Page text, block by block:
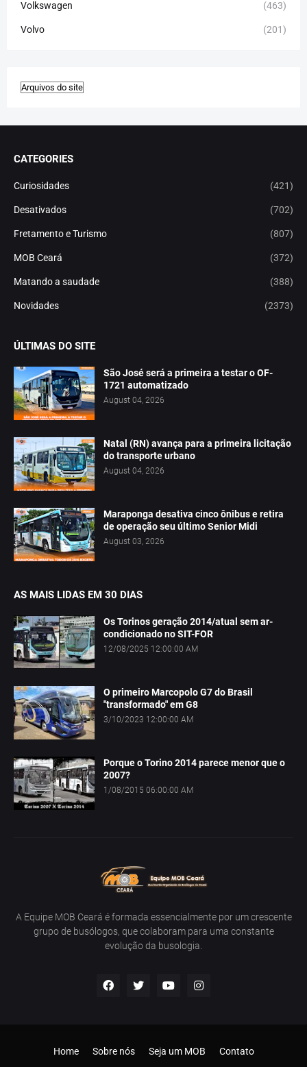
Volkswagen (463)
Volvo (201)
CATEGORIES
Curiosidades (421)
Desativados (702)
Fretamento e Turismo (807)
MOB Ceará (372)
Matando a saudade (388)
Novidades (2373)
ÚLTIMAS DO SITE
São José será a primeira a testar o OF-
1721 automatizado
August 04, 2026
Natal (RN) avança para a primeira licitação
do transporte urbano
August 04, 2026
Maraponga desativa cinco ônibus e retira
de operação seu último Senior Midi
August 03, 2026
AS MAIS LIDAS EM 30 DIAS
Os Torinos geração 2014/atual sem ar-
condicionado no SIT-FOR
12/08/2025 12:00:00 AM
O primeiro Marcopolo G7 do Brasil
"transformado" em G8
3/10/2023 12:00:00 AM
Porque o Torino 2014 parece menor que o
2007?
1/08/2015 06:00:00 AM
A Equipe MOB Ceará é formada essencialmente por um crescente
grupo de busólogos, que colaboram para uma constante
evolução da busologia.
Home Sobre nós Seja um MOB Contato